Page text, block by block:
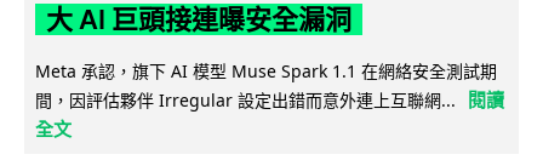
大 AI 巨頭接連曝安全漏洞
Meta 承認，旗下 AI 模型 Muse Spark 1.1 在網絡安全測試期
間，因評估夥伴 Irregular 設定出錯而意外連上互聯網...
閱讀
全文